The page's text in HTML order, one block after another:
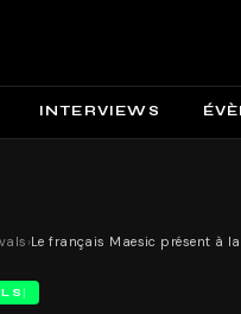
INTERVIEWS
›Le français Maesic présent à